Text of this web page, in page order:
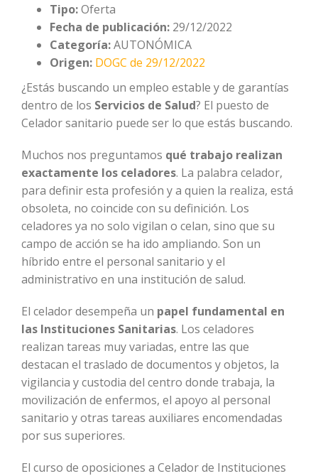
Tipo:Oferta
Fecha de publicación: 29/12/2022
Categoría:AUTONÓMICA
Origen: DOGC de 29/12/2022
¿Estás buscando un empleo estable y de garantías
dentro de los Servicios de Salud? El puesto de
Celador sanitario puede ser lo que estás buscando.
Muchos nos preguntamos qué trabajo realizan
exactamente los celadores. La palabra celador,
para definir esta profesión y a quien la realiza, está
obsoleta, no coincide con su definición. Los
celadores ya no solo vigilan o celan, sino que su
campo de acción se ha ido ampliando. Son un
híbrido entre el personal sanitario y el
administrativo en una institución de salud.
El celador desempeña un papel fundamental en
las Instituciones Sanitarias. Los celadores
realizan tareas muy variadas, entre las que
destacan el traslado de documentos y objetos, la
vigilancia y custodia del centro donde trabaja, la
movilización de enfermos, el apoyo al personal
sanitario y otras tareas auxiliares encomendadas
por sus superiores.
El curso de oposiciones a Celador de Instituciones